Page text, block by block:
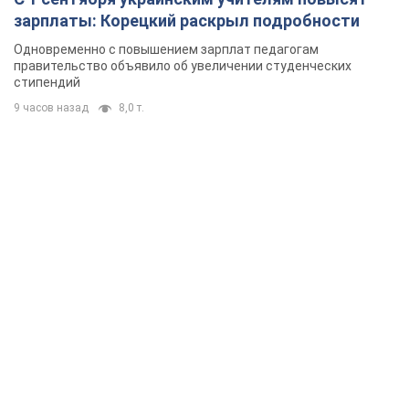
зарплаты: Корецкий раскрыл подробности
Одновременно с повышением зарплат педагогам
правительство объявило об увеличении студенческих
стипендий
9 часов назад 8,0 т.